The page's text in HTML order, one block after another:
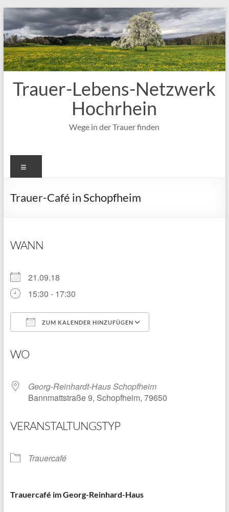
Zum
Inhalt
springen
Trauer-Lebens-Netzwerk
Hochrhein
Wege in der Trauer finden
Trauer-Café in Schopfheim
WANN
21.09.18
15:30 - 17:30
ZUM KALENDER HINZUFÜGEN
WO
Georg-Reinhardt-Haus Schopfheim
Bannmattstraße 9, Schopfheim, 79650
VERANSTALTUNGSTYP
Trauercafé
Trauercafé im Georg-Reinhard-Haus